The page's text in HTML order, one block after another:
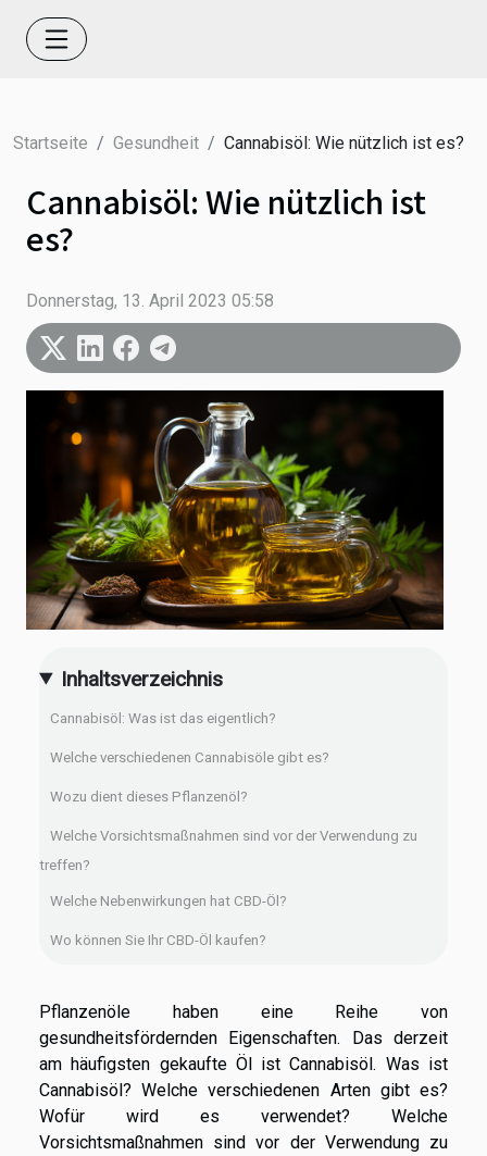
Startseite Gesundheit Cannabisöl: Wie nützlich ist es?
Cannabisöl: Wie nützlich ist
es?
Donnerstag, 13. April 2023 05:58
Inhaltsverzeichnis
Cannabisöl: Was ist das eigentlich?
Welche verschiedenen Cannabisöle gibt es?
Wozu dient dieses Pflanzenöl?
Welche Vorsichtsmaßnahmen sind vor der Verwendung zu
treffen?
Welche Nebenwirkungen hat CBD-Öl?
Wo können Sie Ihr CBD-Öl kaufen?
Pflanzenöle haben eine Reihe von
gesundheitsfördernden Eigenschaften. Das derzeit
am häufigsten gekaufte Öl ist Cannabisöl. Was ist
Cannabisöl? Welche verschiedenen Arten gibt es?
Wofür wird es verwendet? Welche
Vorsichtsmaßnahmen sind vor der Verwendung zu